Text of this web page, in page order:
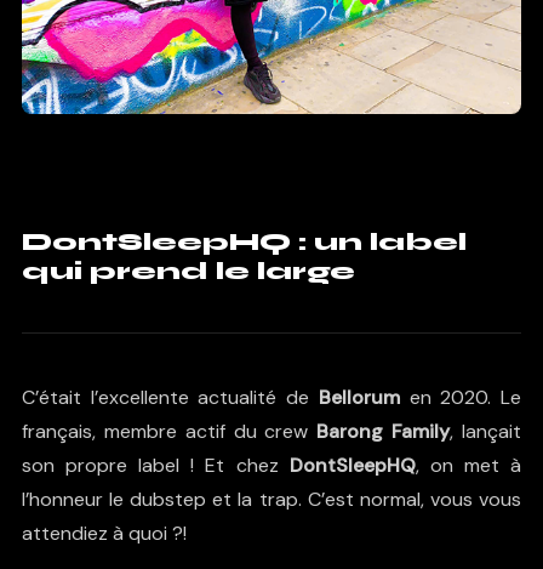
DontSleepHQ : un label
qui prend le large
C’était l’excellente actualité de Bellorumen 2020. Le
français, membre actif du crew Barong Family, lançait
son propre label ! Et chez DontSleepHQ, on met à
l’honneur le dubstep et la trap. C’est normal, vous vous
attendiez à quoi ?!